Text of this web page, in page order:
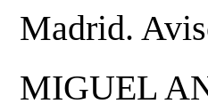
Madrid.
MIGUEL